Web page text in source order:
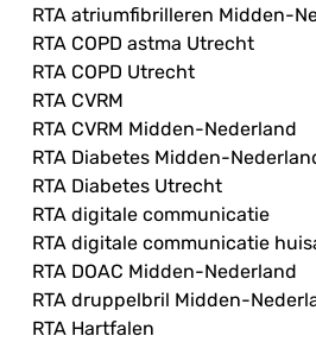
RTA atriumfibrilleren Midden-
RTA COPD astma Utrecht
RTA COPD Utrecht
RTA CVRM
RTA CVRM Midden-Nederland
RTA Diabetes Midden-
RTA Diabetes Utrecht
RTA digitale communicatie
RTA digitale communicatie
RTA DOAC Midden-Nederland
RTA druppelbril Midden-
RTA Hartfalen